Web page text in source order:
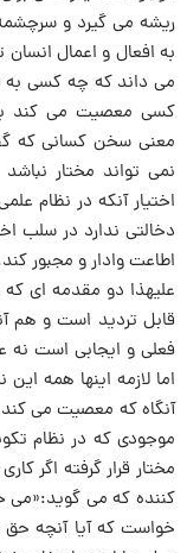
ریشه می گیرد و
به افعال و اعمال
می داند که چه کسى به
کسى معصیت می کند
معنى سخن کسانى که
نمی تواند مختار
اختیار آنکه در نظام
دخالتى ندارد در سلب
اطاعت وادار و مجبور
علیهذا دو مقدمه اى
قابل تردید است و هم
فعلى و ایجابى است نه
اما لازمه اینها همه
آنگاه که معصیت می کند
موجودى که در نظام
مختار قرار گرفته اگر
کننده که می
خواست که آیا آنچه حق